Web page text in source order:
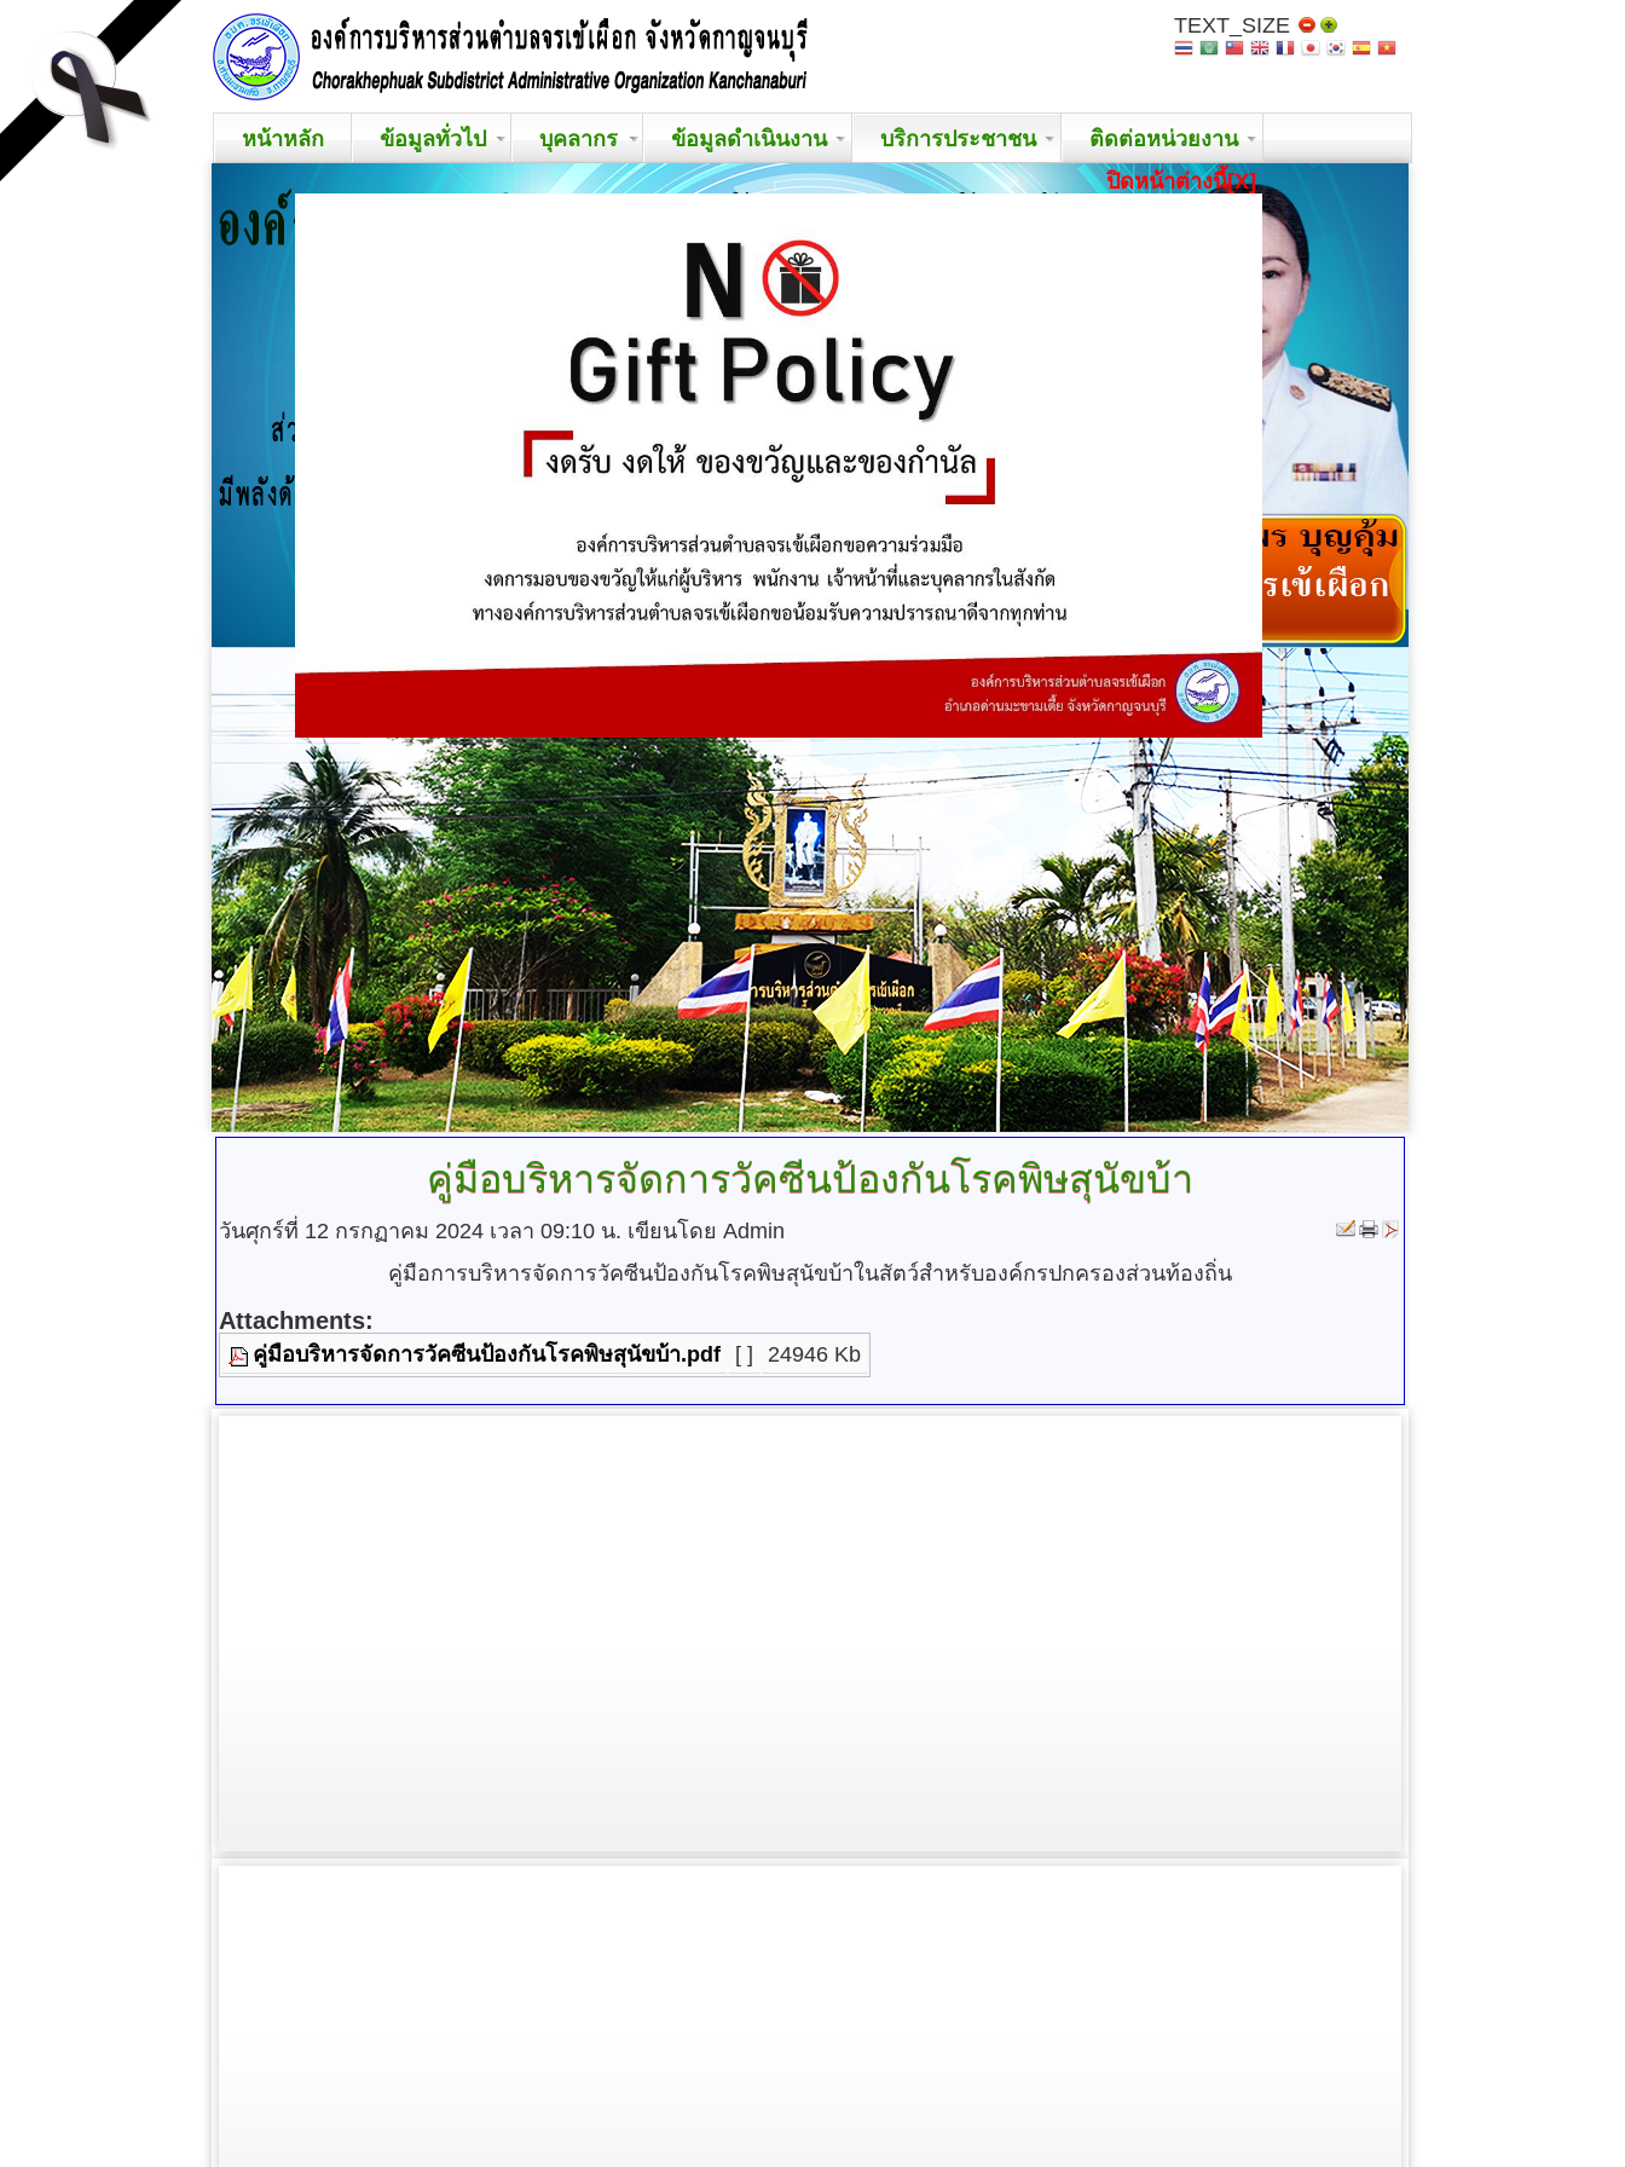
TEXT_SIZE
หน้าหลัก ข้อมูลทั่วไป บุคลากร ข้อมูลดำเนินงาน บริการประชาชน ติดต่อหน่วยงาน
คู่มือบริหารจัดการวัคซีนป้องกันโรคพิษสุนัขบ้า
วันศุกร์ที่ 12 กรกฏาคม 2024 เวลา 09:10 น. เขียนโดย Admin
คู่มือการบริหารจัดการวัคซีนป้องกันโรคพิษสุนัขบ้าในสัตว์สำหรับองค์กรปกครองส่วนท้องถิ่น
Attachments:
คู่มือบริหารจัดการวัคซีนป้องกันโรคพิษสุนัขบ้า.pdf [ ] 24946 Kb
ปิดหน้าต่างนี้[X]